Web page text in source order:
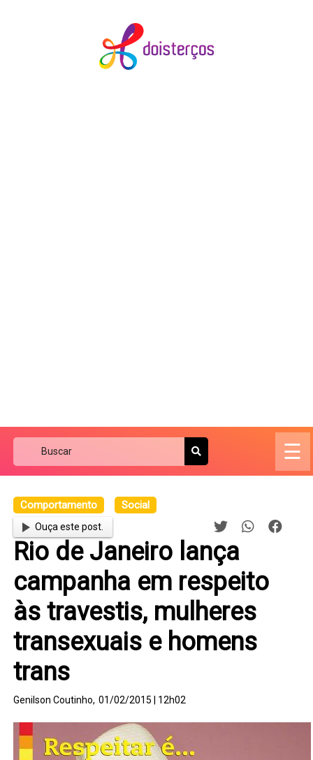
☰
Comportamento Social
Ouça este post.
Rio de Janeiro lança
campanha em respeito
às travestis, mulheres
transexuais e homens
trans
Genilson Coutinho, 01/02/2015 | 12h02